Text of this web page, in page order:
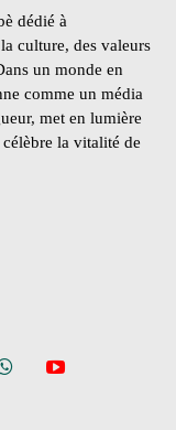
dédié à
culture, des valeurs
un monde en
comme un média
met en lumière
la vitalité de